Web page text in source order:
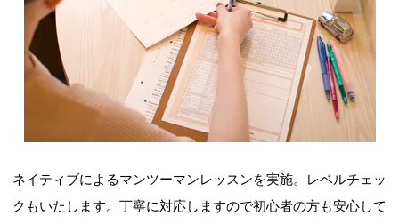
ネイティブによるマンツーマンレッスンを実施。レベルチェッ
クもいたします。丁寧に対応しますので初心者の方も安心して